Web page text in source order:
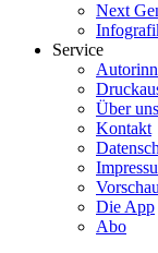
Next
Service
Über uns
Kontakt
Vorschau
Die App
Abo